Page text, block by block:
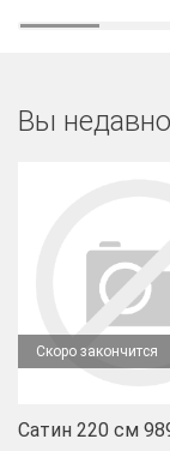
Вы
Скоро закончится
Сатин 220 см